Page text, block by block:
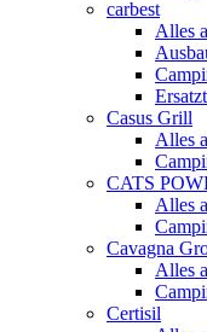
carbest
Alles
Casus Grill
Alles
CATS
Alles
Cavagna
Alles
Certisil